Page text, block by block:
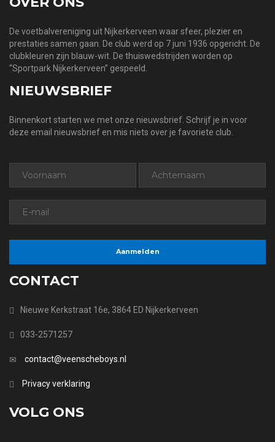
De voetbalvereniging uit Nijkerkerveen waar sfeer, plezier en
prestaties samen gaan. De club werd op 7 juni 1936 opgericht. De
clubkleuren zijn blauw-wit. De thuiswedstrijden worden op
“Sportpark Nijkerkerveen” gespeeld.
NIEUWSBRIEF
Binnenkort starten we met onze nieuwsbrief. Schrijf je in voor
deze email nieuwsbrief en mis niets over je favoriete club.
CONTACT
Nieuwe Kerkstraat 16e, 3864 ED Nijkerkerveen
033-2571257
contact@veenscheboys.nl
Privacy verklaring
VOLG ONS